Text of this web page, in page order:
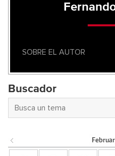
SOBRE EL AUTOR
Buscador